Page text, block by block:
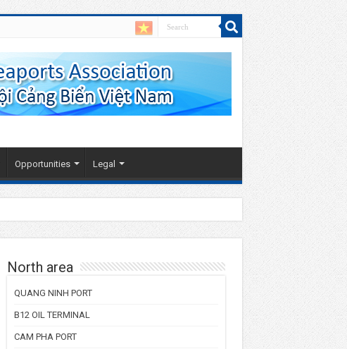
Opportunities Legal
North area
QUANG NINH PORT
B12 OIL TERMINAL
CAM PHA PORT